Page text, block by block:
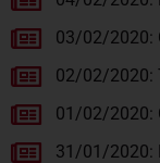
03/02/2020:
02/02/2020:
01/02/2020:
31/01/2020: